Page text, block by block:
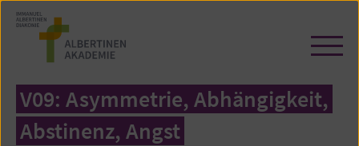
Zum
Seiteninhalt
springen
/
V09: Asymmetrie, Abhängigkeit,
Abstinenz, Angst